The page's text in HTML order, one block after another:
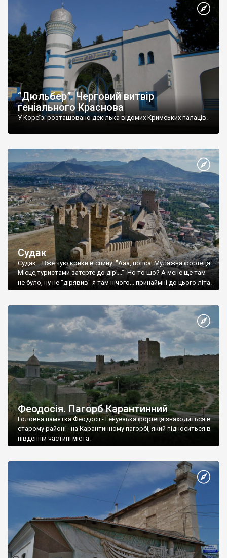
“Дюльбер”. Черговий витвір
геніального Краснова
У Кореїзі розташовано декілька відомих Кримських палаців.
Судак
Судак... Вже чую крики в спину: "Ааа, попса! Муляжна фортеця!
Місце,туристами затерте до дір!..." Но то шо? А мене ще там
не було, ну не "дірявив" я там нічого... принаймні до цього літа.
Феодосія. Пагорб Карантинний
Головна памятка Феодосії - Генуезька фортеця знаходиться в
старому районі - на Карантинному пагорбі, який підноситься в
південній частині міста.